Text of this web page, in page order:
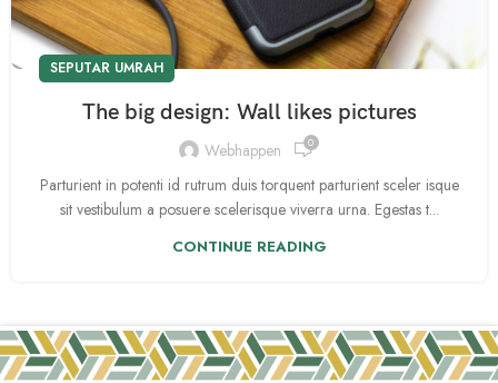
SEPUTAR UMRAH
The big design: Wall likes pictures
Webhappen 0
Parturient in potenti id rutrum duis torquent parturient sceler isque
sit vestibulum a posuere scelerisque viverra urna. Egestas t...
CONTINUE READING